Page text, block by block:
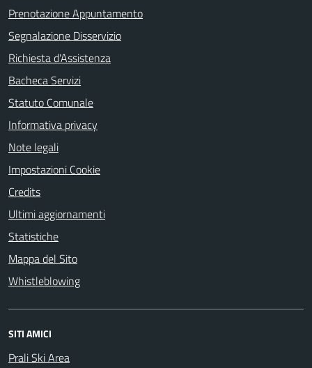
Prenotazione Appuntamento
Segnalazione Disservizio
Richiesta d'Assistenza
Bacheca Servizi
Statuto Comunale
Informativa privacy
Note legali
Impostazioni Cookie
Credits
Ultimi aggiornamenti
Statistiche
Mappa del Sito
Whistleblowing
SITI AMICI
Prali Ski Area